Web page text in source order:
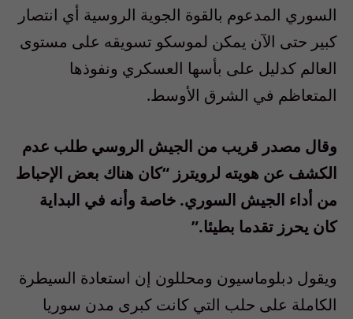
السوري المدعوم بالقوة الجوية الروسية أي انتصار
كبير حتى الآن يمكن لموسكو تسويقه على مستوى
العالم كدليل على بأسها العسكري ونفوذها
المتعاظم في الشرق الأوسط.
وقال مصدر قريب من الجيش الروسي طلب عدم
الكشف عن هويته لرويترز “كان هناك بعض الإحباط
من أداء الجيش السوري. خاصة وأنه في البداية
كان يحرز تقدما بطيئا.”
ويقول دبلوماسيون ومحللون إن استعادة السيطرة
الكاملة على حلب التي كانت كبرى مدن سوريا